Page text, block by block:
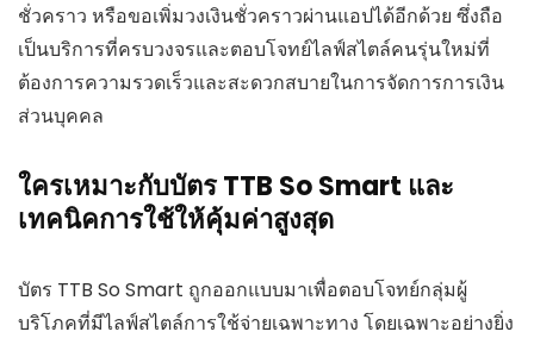
ชั่วคราว หรือขอเพิ่มวงเงินชั่วคราวผ่านแอปได้อีกด้วย ซึ่งถือ
เป็นบริการที่ครบวงจรและตอบโจทย์ไลฟ์สไตล์คนรุ่นใหม่ที่
ต้องการความรวดเร็วและสะดวกสบายในการจัดการการเงิน
ส่วนบุคคล
ใครเหมาะกับบัตร TTB So Smart และ
เทคนิคการใช้ให้คุ้มค่าสูงสุด
บัตร TTB So Smart ถูกออกแบบมาเพื่อตอบโจทย์กลุ่มผู้
บริโภคที่มีไลฟ์สไตล์การใช้จ่ายเฉพาะทาง โดยเฉพาะอย่างยิ่ง